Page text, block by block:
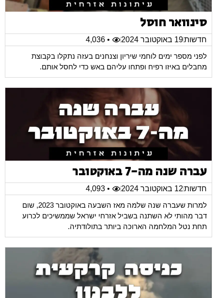
סינוואר חוסל
חדשות19 באוקטובר 2024
• 4,036
לפני מספר ימים לוחמי שיריון וצנחנים בעזה נתקלו בקבוצת
מחבלים באיזו רפיח ופתחו עליהם באש כדי לחסל אותם.
עברה שנה מה-7 באוקטובר
חדשות12 באוקטובר 2024
• 4,093
למרות שעברה שנה שלמה מאז השבעה באוקטובר 2023, שום
דבר מהותי לא השתנה בשביל אזרחי ישראל שממשיכים לכרוע
תחת נטל המלחמה הארוכה ביותר בתולודתיה.